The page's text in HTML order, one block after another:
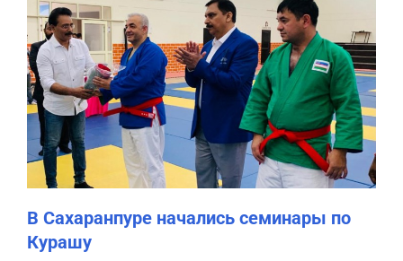
В Сахаранпуре начались семинары по
Курашу